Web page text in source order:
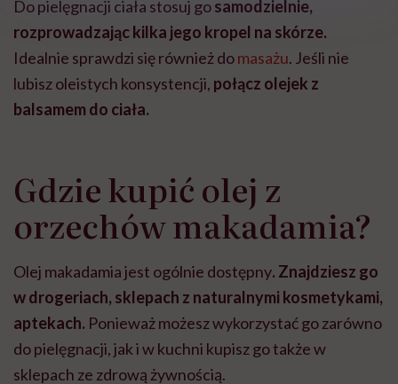
Do pielęgnacji ciała stosuj gosamodzielnie,
rozprowadzając kilka jego kropel na skórze.
Idealnie sprawdzi się również domasażu. Jeśli nie
lubisz oleistych konsystencji, połącz olejek z
balsamem do ciała.
Gdzie kupić olej z
orzechów makadamia?
Olej makadamia jest ogólnie dostępny. Znajdziesz go
w drogeriach, sklepach z naturalnymi kosmetykami,
aptekach. Ponieważ możesz wykorzystać go zarówno
do pielęgnacji, jak i w kuchni kupisz go także w
sklepach ze zdrową żywnością.